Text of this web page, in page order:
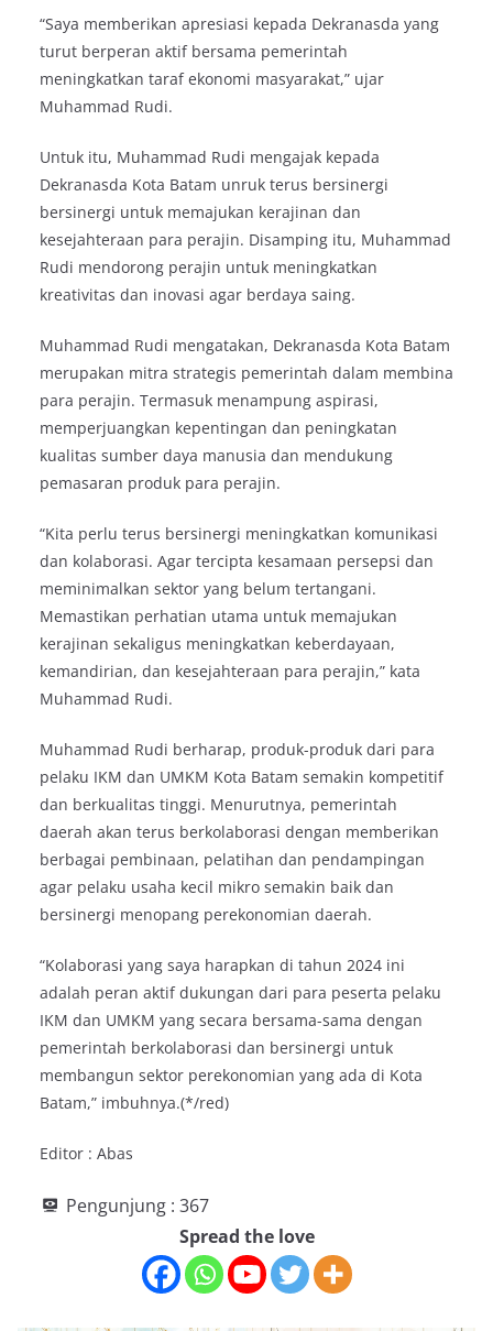
“Saya memberikan apresiasi kepada Dekranasda yang
turut berperan aktif bersama pemerintah
meningkatkan taraf ekonomi masyarakat,” ujar
Muhammad Rudi.
Untuk itu, Muhammad Rudi mengajak kepada
Dekranasda Kota Batam unruk terus bersinergi
bersinergi untuk memajukan kerajinan dan
kesejahteraan para perajin. Disamping itu, Muhammad
Rudi mendorong perajin untuk meningkatkan
kreativitas dan inovasi agar berdaya saing.
Muhammad Rudi mengatakan, Dekranasda Kota Batam
merupakan mitra strategis pemerintah dalam membina
para perajin. Termasuk menampung aspirasi,
memperjuangkan kepentingan dan peningkatan
kualitas sumber daya manusia dan mendukung
pemasaran produk para perajin.
“Kita perlu terus bersinergi meningkatkan komunikasi
dan kolaborasi. Agar tercipta kesamaan persepsi dan
meminimalkan sektor yang belum tertangani.
Memastikan perhatian utama untuk memajukan
kerajinan sekaligus meningkatkan keberdayaan,
kemandirian, dan kesejahteraan para perajin,” kata
Muhammad Rudi.
Muhammad Rudi berharap, produk-produk dari para
pelaku IKM dan UMKM Kota Batam semakin kompetitif
dan berkualitas tinggi. Menurutnya, pemerintah
daerah akan terus berkolaborasi dengan memberikan
berbagai pembinaan, pelatihan dan pendampingan
agar pelaku usaha kecil mikro semakin baik dan
bersinergi menopang perekonomian daerah.
“Kolaborasi yang saya harapkan di tahun 2024 ini
adalah peran aktif dukungan dari para peserta pelaku
IKM dan UMKM yang secara bersama-sama dengan
pemerintah berkolaborasi dan bersinergi untuk
membangun sektor perekonomian yang ada di Kota
Batam,” imbuhnya.(*/red)
Editor : Abas
Pengunjung : 367
Spread the love